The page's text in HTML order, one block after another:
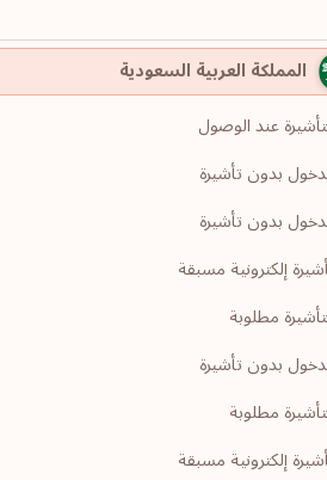
المملكة العربية السعودية
عند الوصول
بدون تأشيرة
بدون تأشيرة
إلكترونية مسبقة
مطلوبة
بدون تأشيرة
مطلوبة
إلكترونية مسبقة